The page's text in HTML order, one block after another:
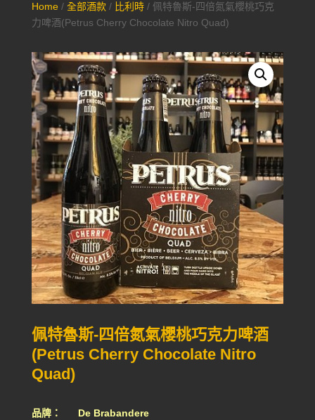
Home/ 全部酒款/ 比利時/ 佩特魯斯-四倍氮氣櫻桃巧克
力啤酒(Petrus Cherry Chocolate Nitro Quad)
佩特魯斯-四倍氮氣櫻桃巧克力啤酒
(Petrus Cherry Chocolate Nitro
Quad)
品牌： De Brabandere